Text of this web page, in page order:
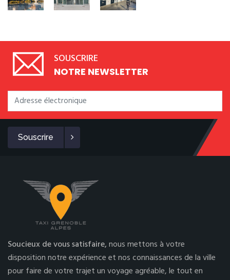
SOUSCRIRE
NOTRE NEWSLETTER
Souscrire
Soucieux de vous satisfaire,nous mettons à votre
disposition notre expérience et nos connaissances de la ville
pour faire de votre trajet un voyage agréable, le tout en